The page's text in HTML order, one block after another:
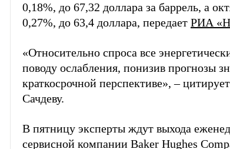
0,18%, до 67,32 доллара за баррель, а
0,27%, до 63,4 доллара, передает РИА
«Относительно спроса все
поводу ослабления, понизив прогнозы
краткосрочной перспективе», –
Сачдеву.
В пятницу эксперты ждут выхода
сервисной компании Baker Hughes